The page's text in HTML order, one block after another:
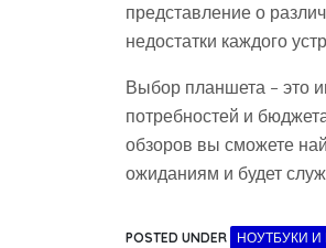
представление о
недостатки каждого
Выбор планшета – это
потребностей и
обзоров вы сможете
ожиданиям и будет
POSTED UNDER НОУТБУКИ